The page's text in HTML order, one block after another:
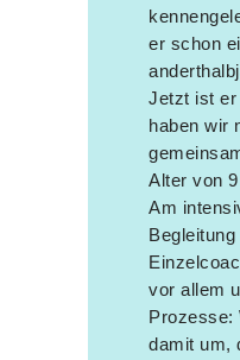
er schon
Jetzt ist er
haben wir
Alter von
Am
Begleitung
vor allem
Prozesse:
damit um,